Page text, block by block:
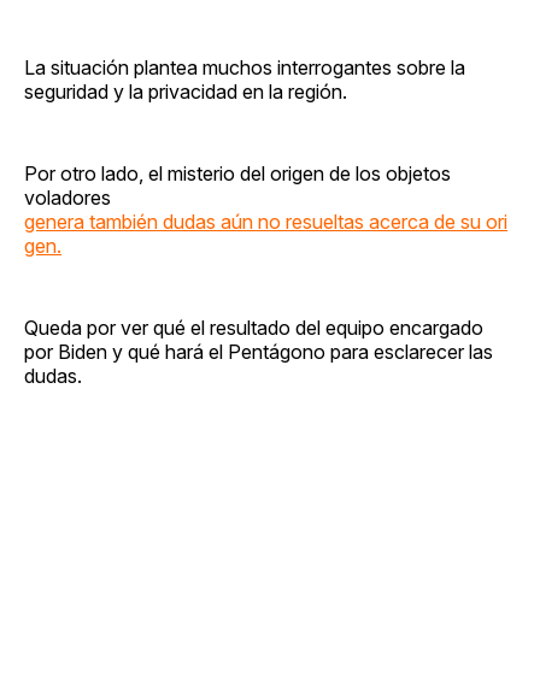
La situación plantea muchos interrogantes sobre la
seguridad y la privacidad en la región.
Por otro lado, el misterio del origen de los objetos
voladores
genera también dudas aún no resueltas acerca de su ori
gen.
Queda por ver qué el resultado del equipo encargado
por Biden y qué hará el Pentágono para esclarecer las
dudas.